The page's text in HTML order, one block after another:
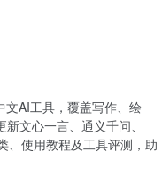
文AI工具，覆盖写作、绘
文心一言、通义千问、
、使用教程及工具评测，助